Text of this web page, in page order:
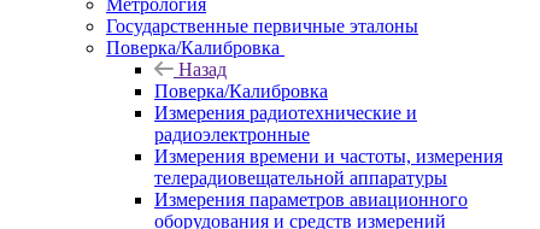
Метрология
Государственные первичные эталоны
Поверка/Калибровка
Назад
Поверка/Калибровка
Измерения радиотехнические и
радиоэлектронные
Измерения времени и частоты, измерения
телерадиовещательной аппаратуры
Измерения параметров авиационного
оборудования и средств измерений